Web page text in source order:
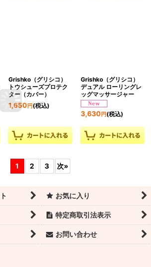
Grishko（グリシコ）
トウシューズプロテク
ター（カバー）
1,650 円(税込)
Grishko（グリシコ）
デュアル ローリングレ
ッグマッサージャー
3,630 円(税込)
1 2 3 次»
お気に入り
特定商取引法表示
お問い合わせ